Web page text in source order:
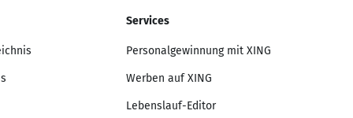
Services
Personalgewinnung mit XING
Werben auf XING
Lebenslauf-Editor